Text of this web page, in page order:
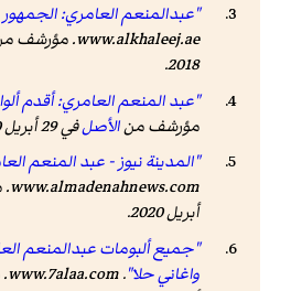
"عبدالمنعم العامري:
www.alkhaleej.ae. مؤرشف
2018
.
"عبد المنعم العامري: أقدم
مؤرشف منالأصلفي 29 أبريل 2020
"المدينة نيوز - عبد المنعم
www.almadenahnews.com
.
أبريل 2020
.
"جميع ألبومات عبدالمنعم
واغاني حلا".
www.7alaa.com